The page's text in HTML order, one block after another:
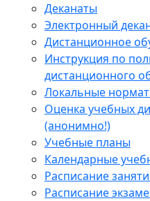
Деканаты
Электронный
Дистанционное
Инструкция по
дистанционного
Локальные
Оценка учебных
(анонимно!)
Учебные планы
Календарные
Расписание
Расписание